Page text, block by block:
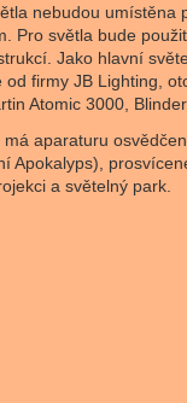
nebudou umístěna
Pro světla bude
Jako hlavní
od firmy JB Lighting,
Atomic 3000,
má aparaturu
Apokalyps),
a světelný park.